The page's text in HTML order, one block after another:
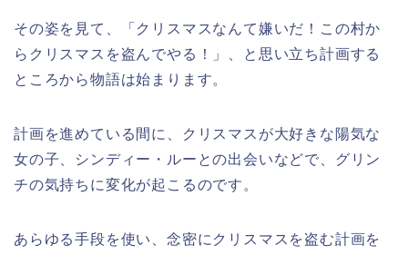
その姿を見て、「クリスマスなんて嫌いだ！この村か
らクリスマスを盗んでやる！」、と思い立ち計画する
ところから物語は始まります。
計画を進めている間に、クリスマスが大好きな陽気な
女の子、シンディー・ルーとの出会いなどで、グリン
チの気持ちに変化が起こるのです。
あらゆる手段を使い、念密にクリスマスを盗む計画を